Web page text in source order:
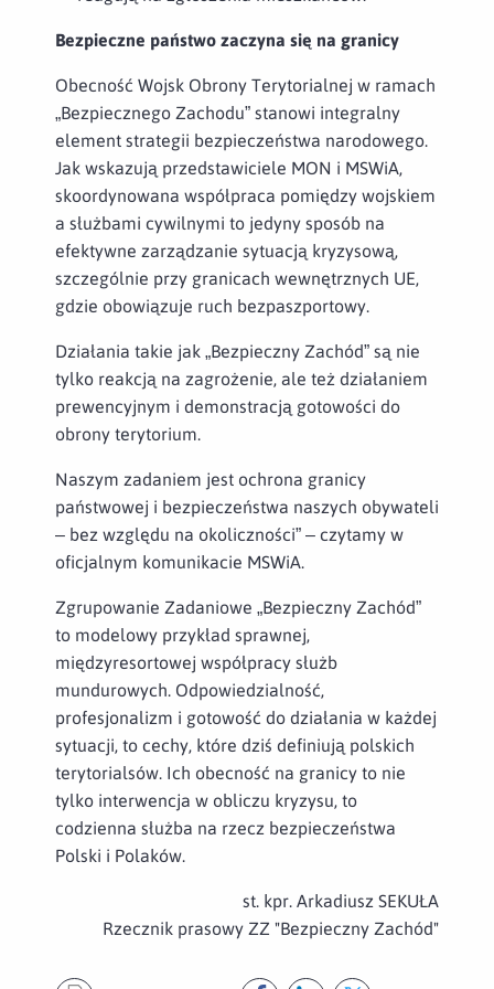
Bezpieczne państwo zaczyna się na granicy
Obecność Wojsk Obrony Terytorialnej w ramach
„Bezpiecznego Zachodu” stanowi integralny
element strategii bezpieczeństwa narodowego.
Jak wskazują przedstawiciele MON i MSWiA,
skoordynowana współpraca pomiędzy wojskiem
a służbami cywilnymi to jedyny sposób na
efektywne zarządzanie sytuacją kryzysową,
szczególnie przy granicach wewnętrznych UE,
gdzie obowiązuje ruch bezpaszportowy.
Działania takie jak „Bezpieczny Zachód” są nie
tylko reakcją na zagrożenie, ale też działaniem
prewencyjnym i demonstracją gotowości do
obrony terytorium.
Naszym zadaniem jest ochrona granicy
państwowej i bezpieczeństwa naszych obywateli
– bez względu na okoliczności” – czytamy w
oficjalnym komunikacie MSWiA.
Zgrupowanie Zadaniowe „Bezpieczny Zachód”
to modelowy przykład sprawnej,
międzyresortowej współpracy służb
mundurowych. Odpowiedzialność,
profesjonalizm i gotowość do działania w każdej
sytuacji, to cechy, które dziś definiują polskich
terytorialsów. Ich obecność na granicy to nie
tylko interwencja w obliczu kryzysu, to
codzienna służba na rzecz bezpieczeństwa
Polski i Polaków.
st. kpr. Arkadiusz SEKUŁA
Rzecznik prasowy ZZ "Bezpieczny Zachód"